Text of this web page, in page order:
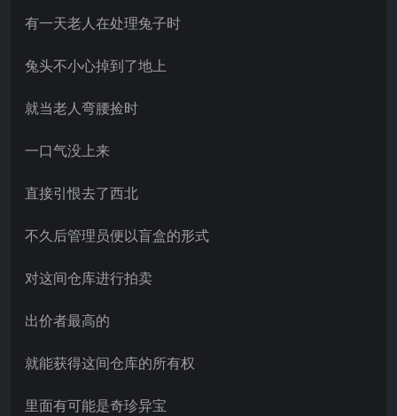
有一天老人在处理兔子时
兔头不小心掉到了地上
就当老人弯腰捡时
一口气没上来
直接引恨去了西北
不久后管理员便以盲盒的形式
对这间仓库进行拍卖
出价者最高的
就能获得这间仓库的所有权
里面有可能是奇珍异宝